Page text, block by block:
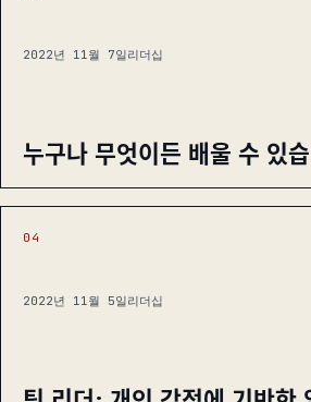
2022년 11월 7일리더십
누구나 무엇이든 배울 수 있
04
2022년 11월 5일리더십